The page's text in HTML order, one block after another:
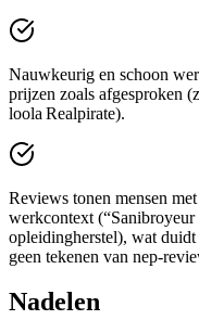
Nauwkeurig en schoon
prijzen zoals afgesproken
loola Realpirate).
Reviews tonen mensen
werkcontext
opleidingherstel), wat
geen tekenen van
Nadelen